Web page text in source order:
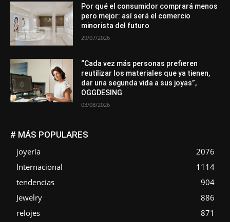
Por qué el consumidor comprará menos
pero mejor: así será el comercio
minorista del futuro
29/07/2026
“Cada vez más personas prefieren
reutilizar los materiales que ya tienen,
dar una segunda vida a sus joyas”,
OGGDESING
03/08/2026
# MÁS POPULARES
joyería
2076
Internacional
1114
tendencias
904
Jewelry
886
relojes
871